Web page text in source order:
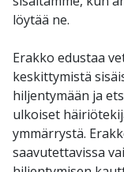
löytää ne.
Erakko edustaa
keskittymistä
hiljentymään ja
ulkoiset
ymmärrystä.
saavutettavissa